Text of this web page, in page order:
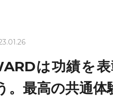
は功績を
。最高の共通体